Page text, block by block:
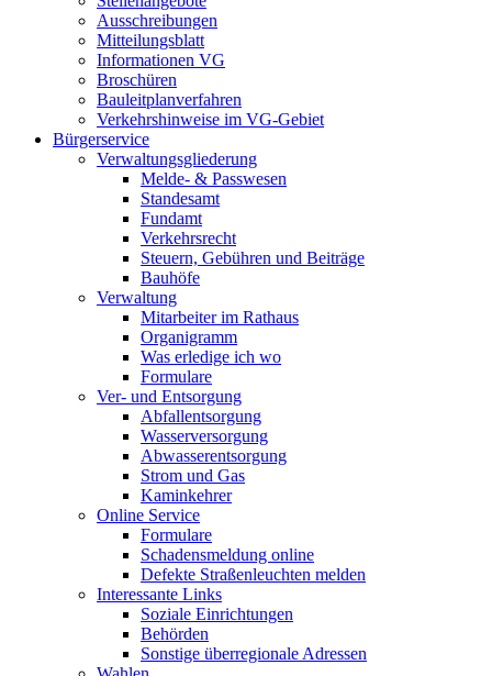
Ausschreibungen
Mitteilungsblatt
Informationen VG
Broschüren
Bauleitplanverfahren
Verkehrshinweise im VG-Gebiet
Bürgerservice
Verwaltungsgliederung
Melde- & Passwesen
Standesamt
Fundamt
Verkehrsrecht
Steuern, Gebühren und Beiträge
Bauhöfe
Verwaltung
Mitarbeiter im Rathaus
Organigramm
Was erledige ich wo
Formulare
Ver- und Entsorgung
Abfallentsorgung
Wasserversorgung
Abwasserentsorgung
Strom und Gas
Kaminkehrer
Online Service
Formulare
Schadensmeldung online
Defekte Straßenleuchten melden
Interessante Links
Soziale Einrichtungen
Behörden
Sonstige überregionale Adressen